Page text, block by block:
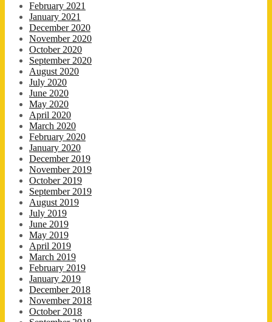
February 2021
January 2021
December 2020
November 2020
October 2020
September 2020
August 2020
July 2020
June 2020
May 2020
April 2020
March 2020
February 2020
January 2020
December 2019
November 2019
October 2019
September 2019
August 2019
July 2019
June 2019
May 2019
April 2019
March 2019
February 2019
January 2019
December 2018
November 2018
October 2018